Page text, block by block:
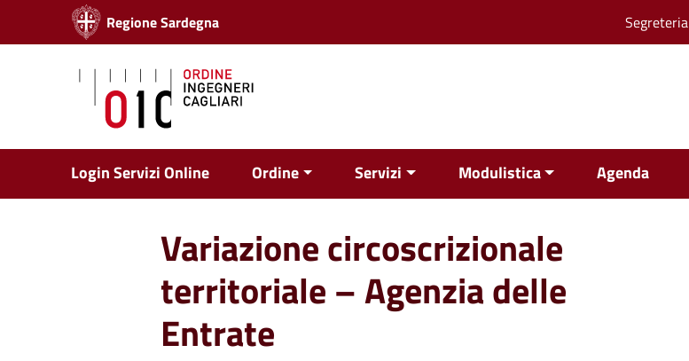
Vai ai contenuti
Vai al menu di navigazione
Regione Sardegna Segreteria
Login Servizi Online Ordine Servizi Modulistica Agenda
Variazione circoscrizionale
territoriale – Agenzia delle
Entrate